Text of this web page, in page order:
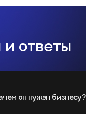
ответы
он нужен бизнесу?